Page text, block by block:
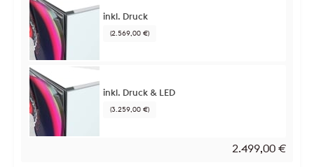
inkl. Druck
(2.569,00 €)
inkl. Druck & LED
(3.259,00 €)
2.499,00 €